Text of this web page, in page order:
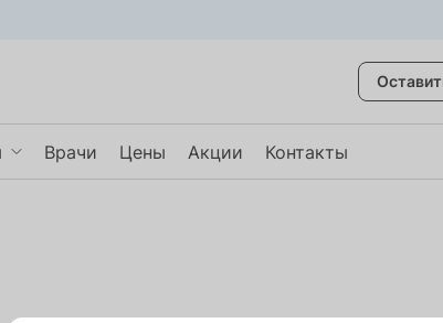
Врачи Цены Акции Контакты